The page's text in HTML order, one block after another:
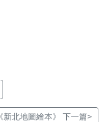
新北地圖繪本》 下一篇>